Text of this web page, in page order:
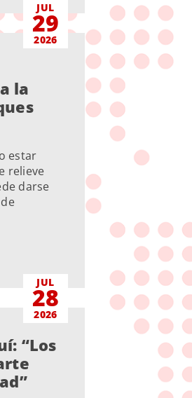
JUL
29
2026
la
estar
relieve
darse
JUL
28
2026
“Los